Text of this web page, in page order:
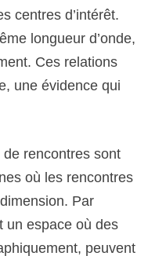
centres d’intérêt.
longueur d’onde,
Ces relations
une évidence qui
de rencontres sont
où les rencontres
Par
un espace où des
peuvent